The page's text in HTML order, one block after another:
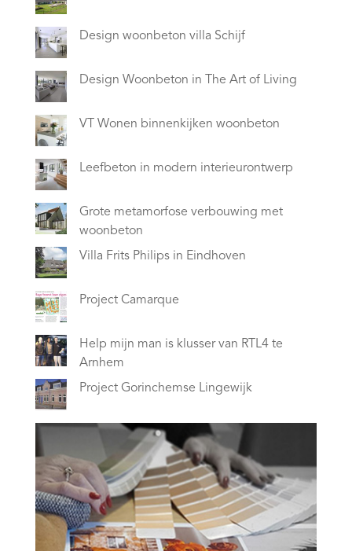
Design woonbeton villa Schijf
Design Woonbeton in The Art of Living
VT Wonen binnenkijken woonbeton
Leefbeton in modern interieurontwerp
Grote metamorfose verbouwing met
woonbeton
Villa Frits Philips in Eindhoven
Project Camarque
Help mijn man is klusser van RTL4 te
Arnhem
Project Gorinchemse Lingewijk